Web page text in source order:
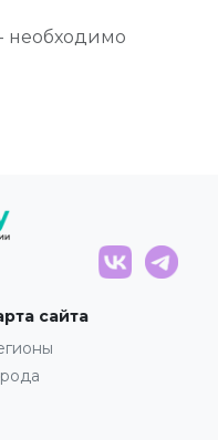
необходимо
сайта